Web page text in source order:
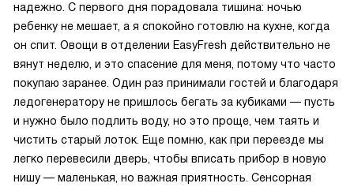
надежно. С первого дня порадовала тишина: ночью
ребенку не мешает, а я спокойно готовлю на кухне, когда
он спит. Овощи в отделении EasyFresh действительно не
вянут неделю, и это спасение для меня, потому что часто
покупаю заранее. Один раз принимали гостей и благодаря
ледогенератору не пришлось бегать за кубиками — пусть
и нужно было подлить воду, но это проще, чем таять и
чистить старый лоток. Еще помню, как при переезде мы
легко перевесили дверь, чтобы вписать прибор в новую
нишу — маленькая, но важная приятность. Сенсорная